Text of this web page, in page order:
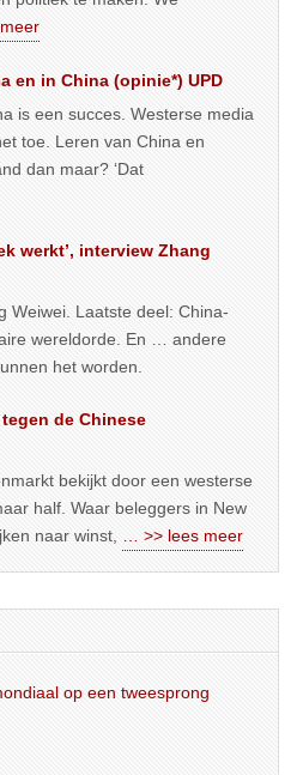
en in China (opinie*) UPD
is een succes. Westerse media
toe. Leren van China en
dan maar? ‘Dat
werkt’, interview Zhang
Weiwei. Laatste deel: China-
wereldorde. En … andere
het worden.
de Chinese
bekijkt door een westerse
half. Waar beleggers in New
naar winst,
… >> lees meer
# 108: AI mondiaal op een tweesprong